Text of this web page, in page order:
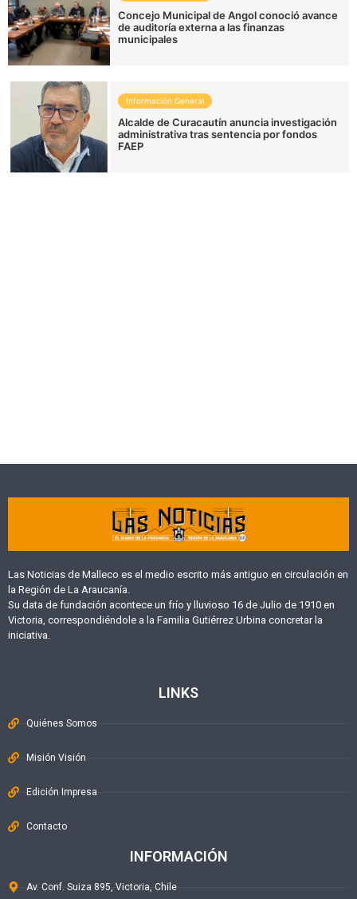
Concejo Municipal de Angol conoció avance
de auditoría externa a las finanzas
municipales
Información General
Alcalde de Curacautín anuncia investigación
administrativa tras sentencia por fondos
FAEP
Las Noticias de Malleco es el medio escrito más antiguo en circulación en
la Región de La Araucanía.
Su data de fundación acontece un frío y lluvioso 16 de Julio de 1910 en
Victoria, correspondiéndole a la Familia Gutiérrez Urbina concretar la
iniciativa.
LINKS
Quiénes Somos
Misión Visión
Edición Impresa
Contacto
INFORMACIÓN
Av. Conf. Suiza 895, Victoria, Chile